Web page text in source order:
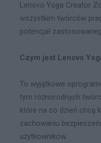
Lenovo Yoga Creator
wszystkim twórców
potencjał
Czym jest Lenovo
To wyjątkowe
tym różnorodnych
które na co dzień chcą
zachowaniu
użytkowników.